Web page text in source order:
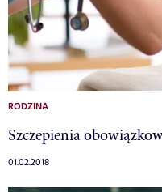
RODZINA
Szczepienia
01.02.2018